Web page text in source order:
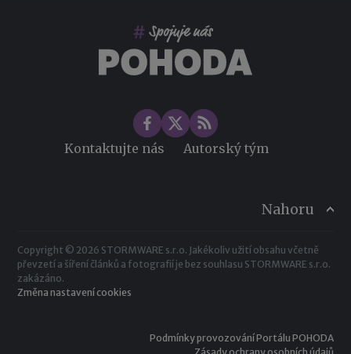
Kontaktujte nás Autorský tým
Nahoru
Copyright © 2026 STORMWARE s.r.o. Jakékoliv užití obsahu včetně
převzetí a šíření článků a fotografií je bez souhlasu STORMWARE s.r.o.
zakázáno.
Změna nastavení cookies
Podmínky provozování Portálu POHODA